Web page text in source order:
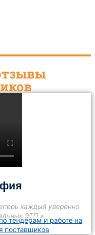
каждый уверенно
ЭТП.»
тендерам и работе на
поставщиков